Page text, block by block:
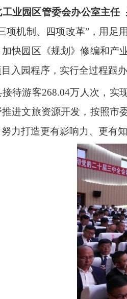
业园区管委会办公室主任
项机制、四项改革”，用足
快园区《规划》修编和产
入园程序，实行全过程跟
接待游客268.04万人次，
进文旅资源开发，按照市
力打造更有影响力、更有知